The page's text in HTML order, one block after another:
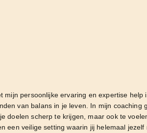
persoonlijke ervaring en expertise help
van balans in je leven. In mijn coaching
doelen scherp te krijgen, maar ook te
een veilige setting waarin jij helemaal jezelf